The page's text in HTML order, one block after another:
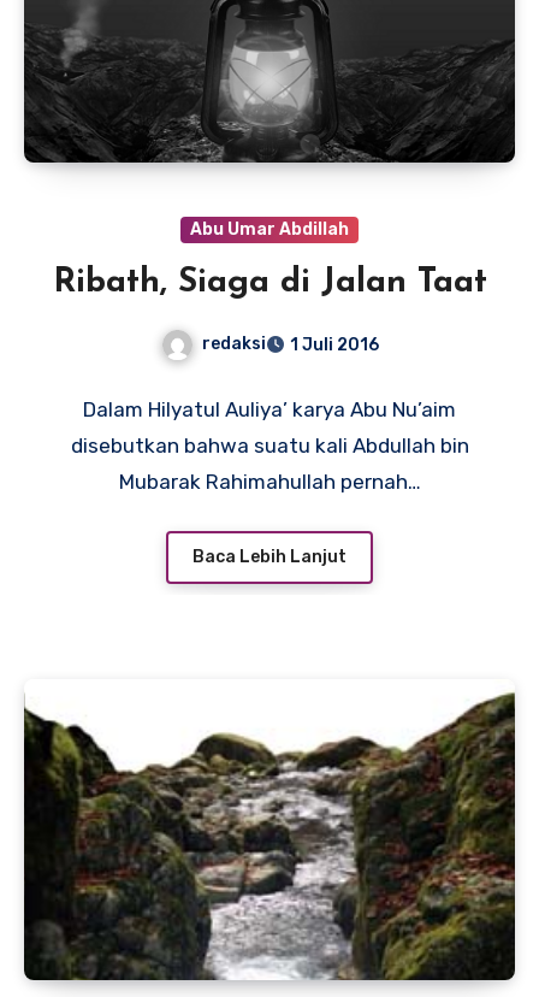
Abu Umar Abdillah
Ribath, Siaga di Jalan Taat
redaksi 1 Juli 2016
Dalam Hilyatul Auliya’ karya Abu Nu’aim
disebutkan bahwa suatu kali Abdullah bin
Mubarak Rahimahullah pernah…
Baca Lebih Lanjut